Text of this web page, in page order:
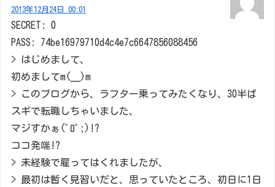
2013年12月24日 00:01
SECRET: 0
PASS: 74be16979710d4c4e7c6647856088456
> はじめまして、
初めましてm(__)m
> このブログから、ラフター乗ってみたくなり、30半ば
スギで転職しちゃいました、
マジすかぁ(ﾟﾛﾟ;)!?
ココ発端!?
> 未経験で雇ってはくれましたが、
> 最初は暫く見習いだと、思っていたところ、初日に1日